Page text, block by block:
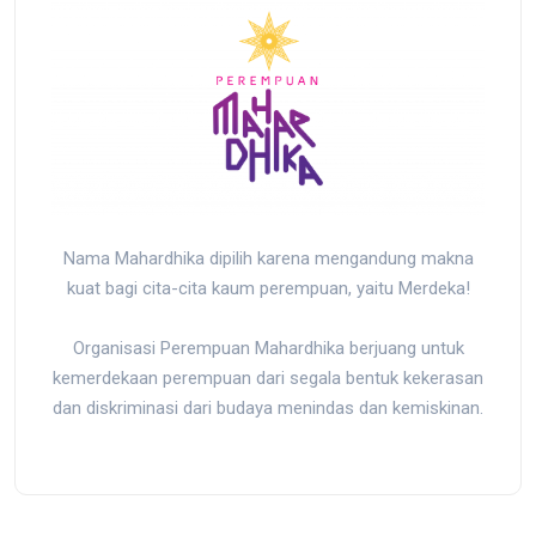
Nama Mahardhika dipilih karena mengandung makna
kuat bagi cita-cita kaum perempuan, yaitu Merdeka!
Organisasi Perempuan Mahardhika berjuang untuk
kemerdekaan perempuan dari segala bentuk kekerasan
dan diskriminasi dari budaya menindas dan kemiskinan.